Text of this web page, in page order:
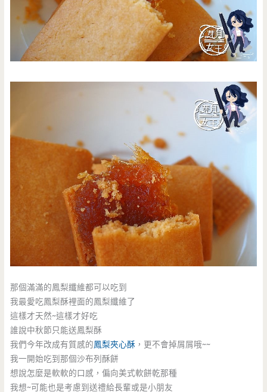
那個滿滿的鳳梨纖維都可以吃到
我最愛吃鳳梨酥裡面的鳳梨纖維了
這樣才天然~這樣才好吃
誰說中秋節只能送鳳梨酥
我們今年改成有質感的鳳梨夾心酥 ，更不會掉屑屑哦~~
我一開始吃到那個沙布列酥餅
想說怎麼是軟軟的口感，偏向美式軟餅乾那種
我想~可能也是考慮到送禮給長輩或是小朋友